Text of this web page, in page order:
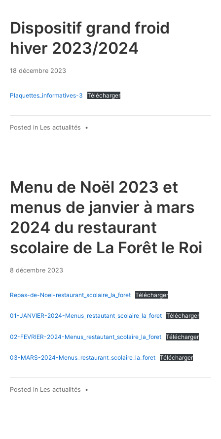
Dispositif grand froid
hiver 2023/2024
18 décembre 2023
Plaquettes_informatives-3 Télécharger
Posted in Les actualités •
Menu de Noël 2023 et
menus de janvier à mars
2024 du restaurant
scolaire de La Forêt le Roi
8 décembre 2023
Repas-de-Noel-restaurant_scolaire_la_foret Télécharger
01-JANVIER-2024-Menus_restautant_scolaire_la_foret Télécharger
02-FEVRIER-2024-Menus_restautant_scolaire_la_foret Télécharger
03-MARS-2024-Menus_restaurant_scolaire_la_foret Télécharger
Posted in Les actualités •